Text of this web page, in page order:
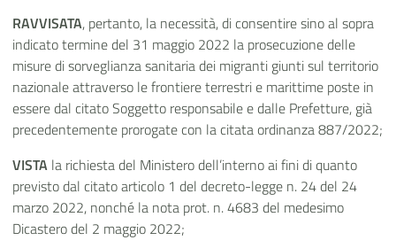
RAVVISATA, pertanto, la necessità, di consentire sino al sopra
indicato termine del 31 maggio 2022 la prosecuzione delle
misure di sorveglianza sanitaria dei migranti giunti sul territorio
nazionale attraverso le frontiere terrestri e marittime poste in
essere dal citato Soggetto responsabile e dalle Prefetture, già
precedentemente prorogate con la citata ordinanza 887/2022;
VISTA la richiesta del Ministero dell’interno ai fini di quanto
previsto dal citato articolo 1 del decreto-legge n. 24 del 24
marzo 2022, nonché la nota prot. n. 4683 del medesimo
Dicastero del 2 maggio 2022;